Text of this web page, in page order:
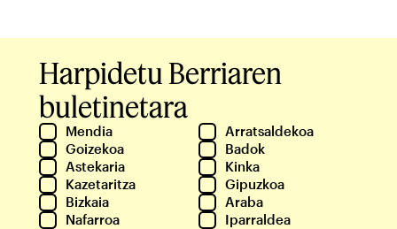
Harpidetu Berriaren
buletinetara
Mendia
Arratsaldekoa
Goizekoa
Badok
Astekaria
Kinka
Kazetaritza
Gipuzkoa
Bizkaia
Araba
Nafarroa
Iparraldea